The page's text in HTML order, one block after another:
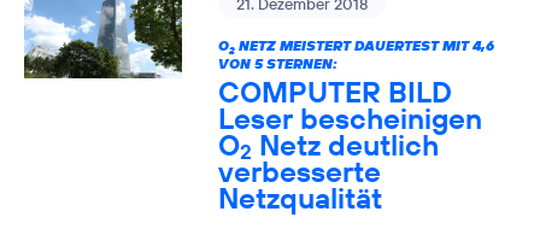
O2NETZ MEISTERT DAUERTEST MIT 4,6
VON 5 STERNEN:
COMPUTER BILD
Leser bescheinigen
O2 Netz deutlich
verbesserte
Netzqualität